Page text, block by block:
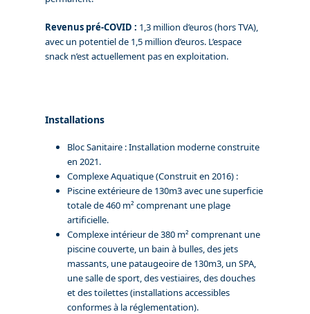
Revenus pré-COVID : 1,3 million d’euros (hors TVA),
avec un potentiel de 1,5 million d’euros. L’espace
snack n’est actuellement pas en exploitation.
Installations
Bloc Sanitaire : Installation moderne construite
en 2021.
Complexe Aquatique (Construit en 2016) :
Piscine extérieure de 130m3 avec une superficie
totale de 460 m² comprenant une plage
artificielle.
Complexe intérieur de 380 m² comprenant une
piscine couverte, un bain à bulles, des jets
massants, une pataugeoire de 130m3, un SPA,
une salle de sport, des vestiaires, des douches
et des toilettes (installations accessibles
conformes à la réglementation).